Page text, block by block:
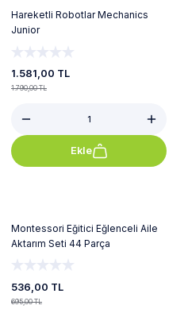
Hareketli Robotlar Mechanics
Junior
1.581,00 TL
1.790,00 TL
Ekle
Montessori Eğitici Eğlenceli Aile
Aktarım Seti 44 Parça
536,00 TL
695,00 TL